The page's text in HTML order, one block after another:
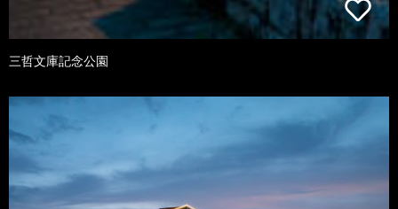
三哲文庫記念公園